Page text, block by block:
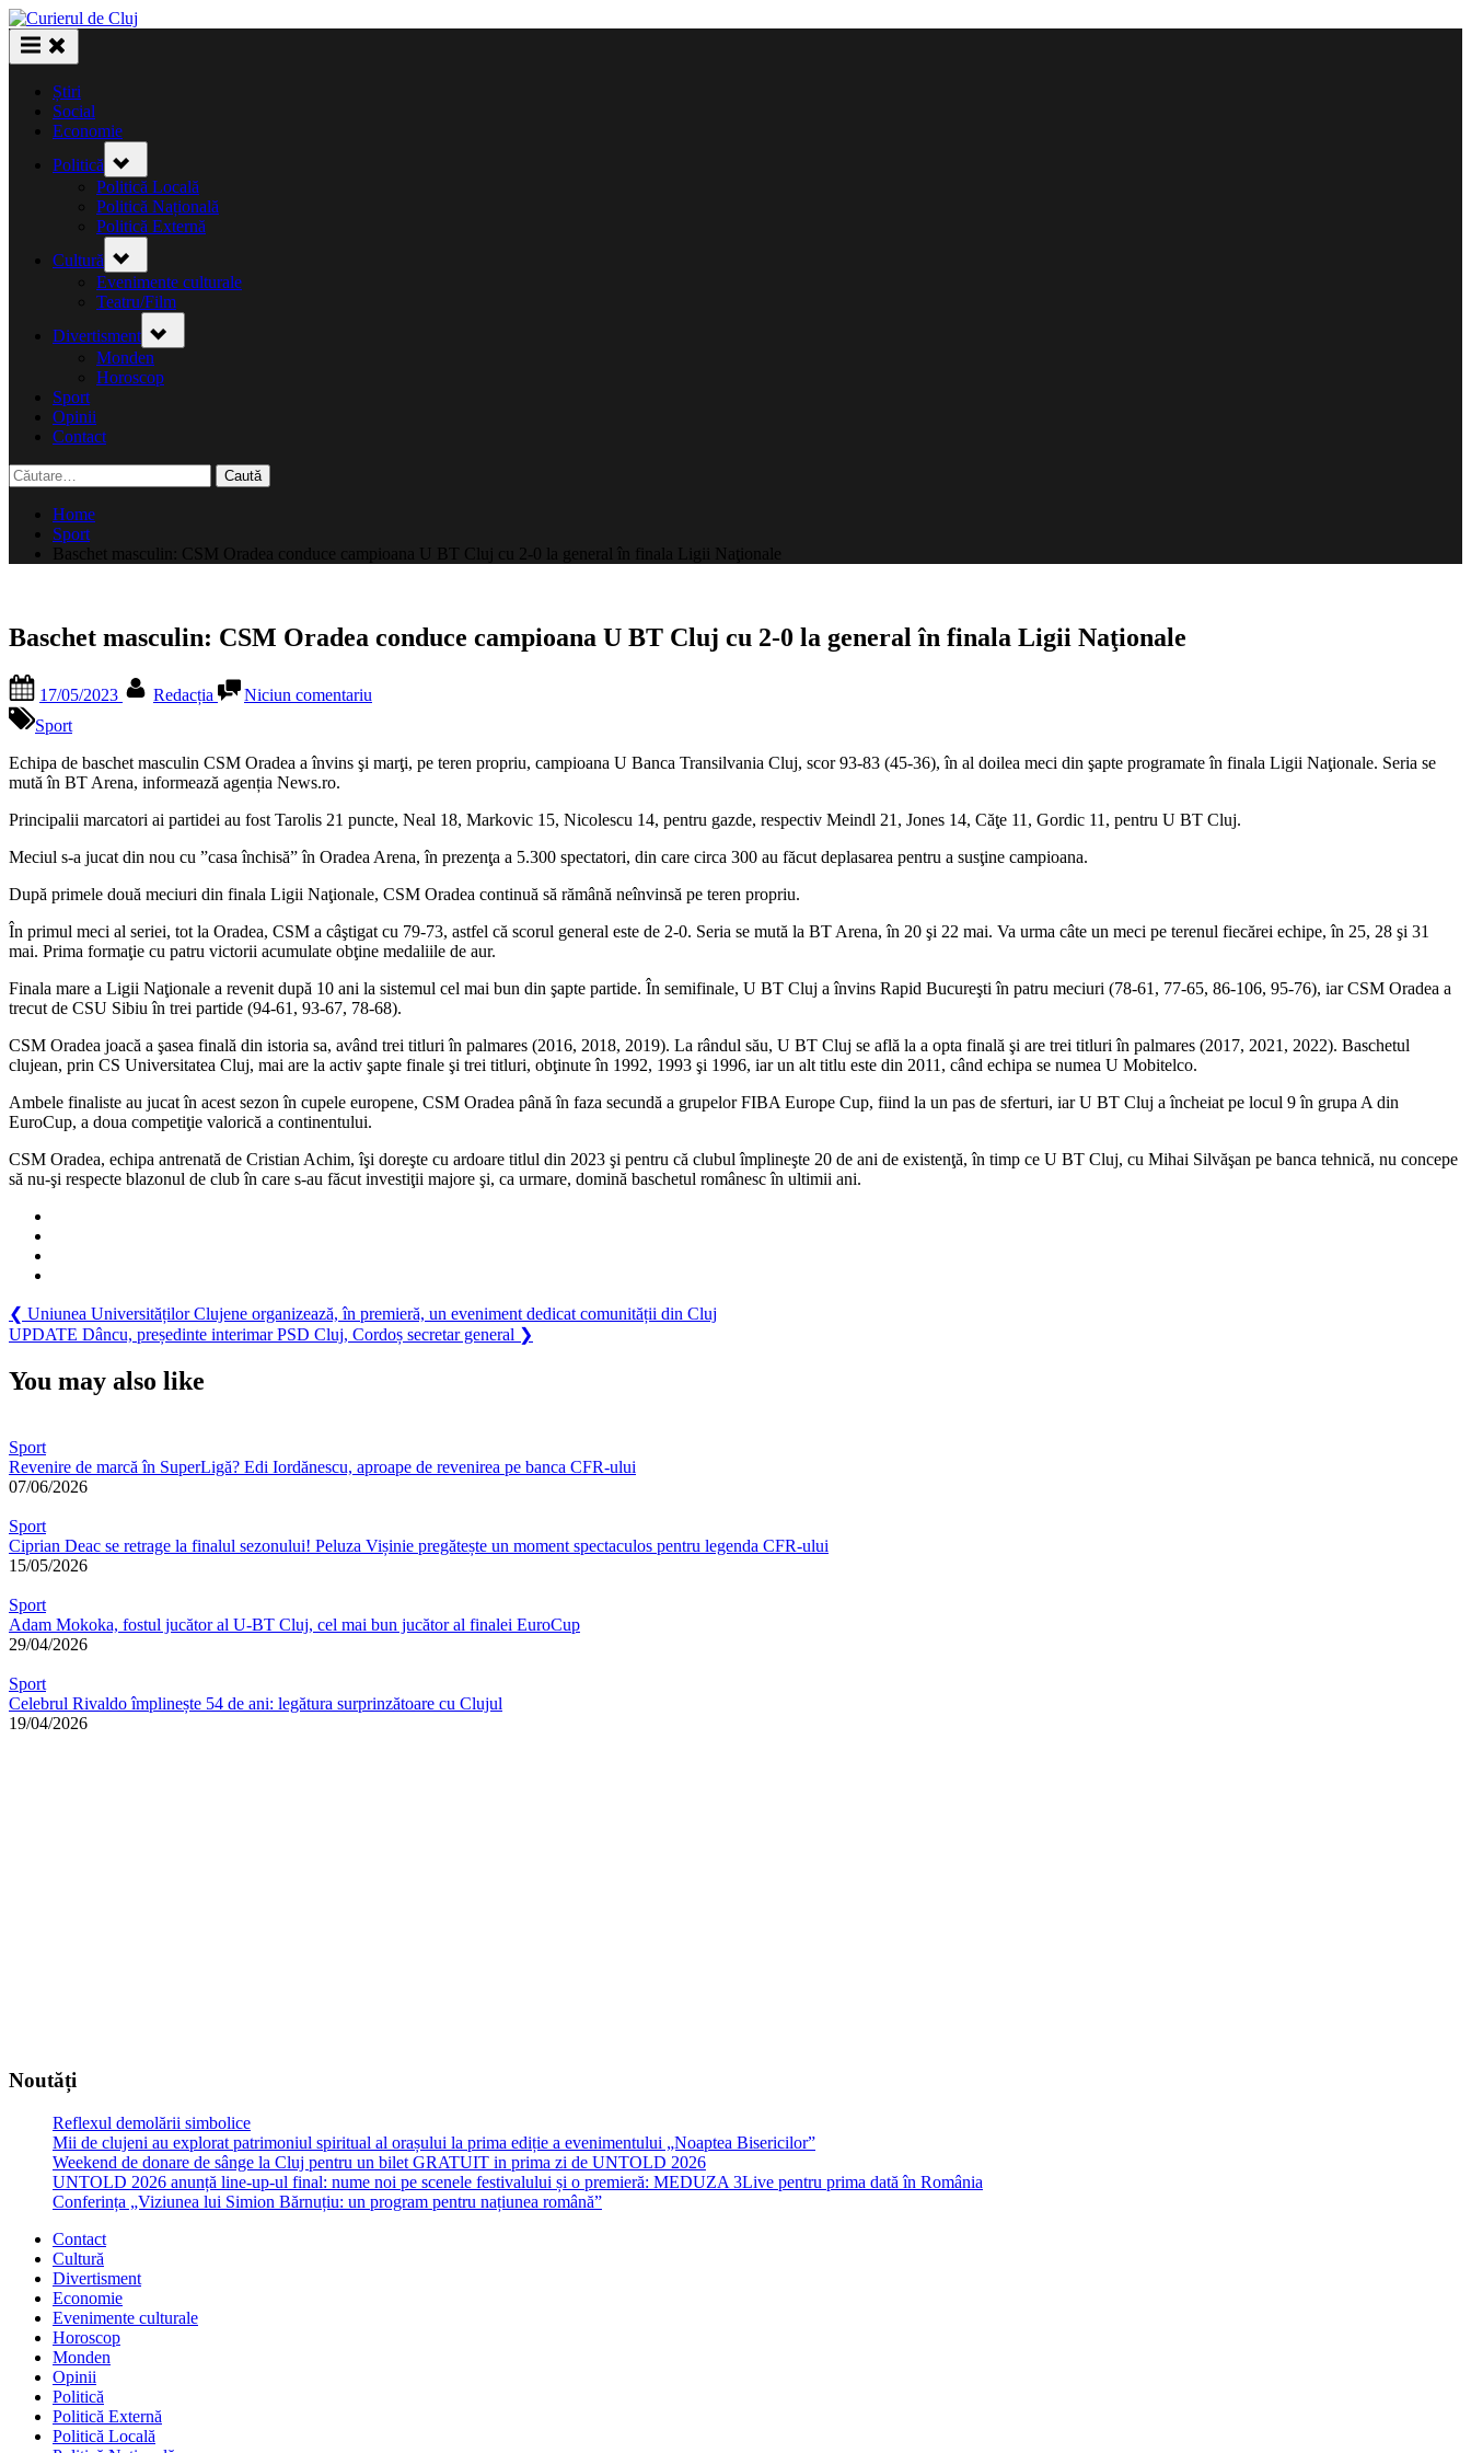
Skip
to
content
Știri
Social
Economie
Politică
sub-
menu
Politică Locală
Politică Națională
Politică Externă
Cultură
sub-
menu
Evenimente culturale
Teatru/Film
Divertisment sub-
menu
Monden
Horoscop
Sport
Opinii
Contact
Caută
după:
Home
Sport
Baschet masculin: CSM Oradea conduce campioana U BT Cluj cu 2-0 la general în finala Ligii Naţionale
Baschet masculin: CSM Oradea conduce campioana U BT Cluj cu 2-0 la general în finala Ligii Naţionale
on
17/05/2023 Redacția Niciun comentariuBaschet
Oradea
U
Cluj
2-
la
general
finala
Ligii
Naţionale
Sport
Echipa de baschet masculin CSM Oradea a învins şi marţi, pe teren propriu, campioana U Banca Transilvania Cluj, scor 93-83 (45-36), în al doilea meci din şapte programate în finala Ligii Naţionale. Seria se
mută în BT Arena, informează agenția News.ro.
Principalii marcatori ai partidei au fost Tarolis 21 puncte, Neal 18, Markovic 15, Nicolescu 14, pentru gazde, respectiv Meindl 21, Jones 14, Căţe 11, Gordic 11, pentru U BT Cluj.
Meciul s-a jucat din nou cu ”casa închisă” în Oradea Arena, în prezenţa a 5.300 spectatori, din care circa 300 au făcut deplasarea pentru a susţine campioana.
După primele două meciuri din finala Ligii Naţionale, CSM Oradea continuă să rămână neînvinsă pe teren propriu.
În primul meci al seriei, tot la Oradea, CSM a câştigat cu 79-73, astfel că scorul general este de 2-0. Seria se mută la BT Arena, în 20 şi 22 mai. Va urma câte un meci pe terenul fiecărei echipe, în 25, 28 şi 31
mai. Prima formaţie cu patru victorii acumulate obţine medaliile de aur.
Finala mare a Ligii Naţionale a revenit după 10 ani la sistemul cel mai bun din şapte partide. În semifinale, U BT Cluj a învins Rapid Bucureşti în patru meciuri (78-61, 77-65, 86-106, 95-76), iar CSM Oradea a
trecut de CSU Sibiu în trei partide (94-61, 93-67, 78-68).
CSM Oradea joacă a şasea finală din istoria sa, având trei titluri în palmares (2016, 2018, 2019). La rândul său, U BT Cluj se află la a opta finală şi are trei titluri în palmares (2017, 2021, 2022). Baschetul
clujean, prin CS Universitatea Cluj, mai are la activ şapte finale şi trei titluri, obţinute în 1992, 1993 şi 1996, iar un alt titlu este din 2011, când echipa se numea U Mobitelco.
Ambele finaliste au jucat în acest sezon în cupele europene, CSM Oradea până în faza secundă a grupelor FIBA Europe Cup, fiind la un pas de sferturi, iar U BT Cluj a încheiat pe locul 9 în grupa A din
EuroCup, a doua competiţie valorică a continentului.
CSM Oradea, echipa antrenată de Cristian Achim, îşi doreşte cu ardoare titlul din 2023 şi pentru că clubul împlineşte 20 de ani de existenţă, în timp ce U BT Cluj, cu Mihai Silvăşan pe banca tehnică, nu concepe
să nu-şi respecte blazonul de club în care s-au făcut investiţii majore şi, ca urmare, domină baschetul românesc în ultimii ani.
Navigare
în
articole
❮ Previous
Post:
Uniunea Universităților Clujene organizează, în premieră, un eveniment dedicat comunității din Cluj
Next
UPDATE Dâncu, președinte interimar PSD Cluj, Cordoș secretar general ❯
You may also like
Sport
Revenire de marcă în SuperLigă? Edi Iordănescu, aproape de revenirea pe banca CFR-ului
07/06/2026
Sport
Ciprian Deac se retrage la finalul sezonului! Peluza Vișinie pregătește un moment spectaculos pentru legenda CFR-ului
15/05/2026
Sport
Adam Mokoka, fostul jucător al U-BT Cluj, cel mai bun jucător al finalei EuroCup
29/04/2026
Sport
Celebrul Rivaldo împlinește 54 de ani: legătura surprinzătoare cu Clujul
19/04/2026
Noutăți
Reflexul demolării simbolice
Mii de clujeni au explorat patrimoniul spiritual al orașului la prima ediție a evenimentului „Noaptea Bisericilor”
Weekend de donare de sânge la Cluj pentru un bilet GRATUIT in prima zi de UNTOLD 2026
UNTOLD 2026 anunță line-up-ul final: nume noi pe scenele festivalului și o premieră: MEDUZA 3Live pentru prima dată în România
Conferința „Viziunea lui Simion Bărnuțiu: un program pentru națiunea română”
Contact
Cultură
Divertisment
Economie
Evenimente culturale
Horoscop
Monden
Opinii
Politică
Politică Externă
Politică Locală